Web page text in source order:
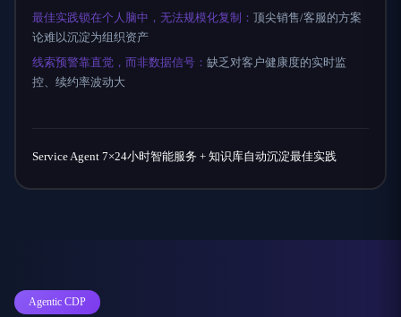
最佳实践锁在个人脑中，无法规模化复制： 顶尖销售/客服的方案
论难以沉淀为组织资产
线索预警靠直觉，而非数据信号： 缺乏对客户健康度的实时监
控、续约率波动大
Service Agent 7×24小时智能服务 + 知识库自动沉淀最佳实践
Agentic CDP